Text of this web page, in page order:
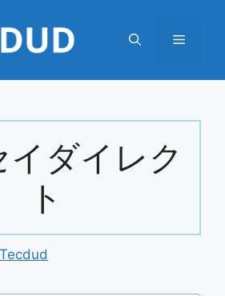
Menu
イダイレク
ト
Tecdud